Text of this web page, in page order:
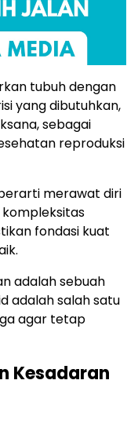
tubuh dengan
yang dibutuhkan,
sebagai
reproduksi
merawat diri
fondasi kuat
adalah sebuah
adalah salah satu
agar tetap
Kesadaran